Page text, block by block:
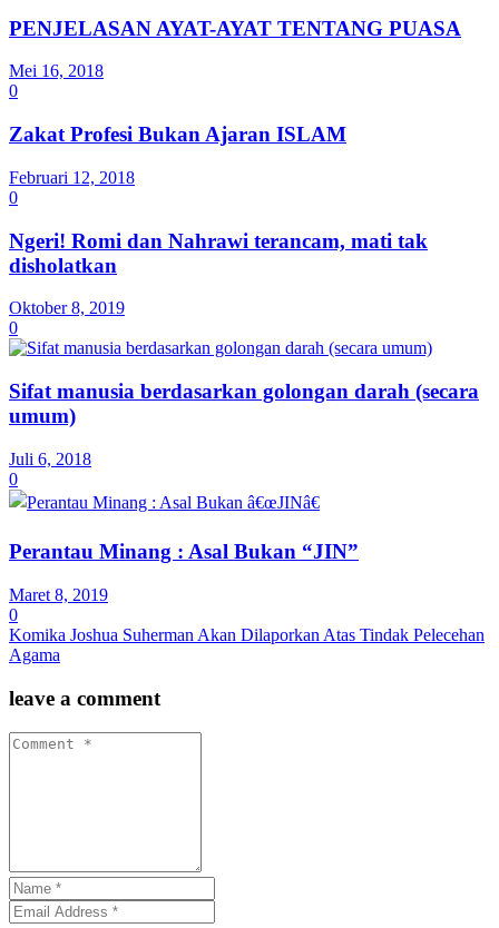
PENJELASAN AYAT-AYAT TENTANG PUASA
Mei 16, 2018
0
Zakat Profesi Bukan Ajaran ISLAM
Februari 12, 2018
0
Ngeri! Romi dan Nahrawi terancam, mati tak
disholatkan
Oktober 8, 2019
0
Sifat manusia berdasarkan golongan darah (secara
umum)
Juli 6, 2018
0
Perantau Minang : Asal Bukan “JIN”
Maret 8, 2019
0
Komika Joshua Suherman Akan Dilaporkan Atas Tindak Pelecehan
Agama
leave a comment